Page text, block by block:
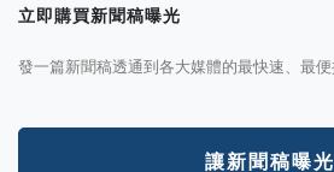
立即購買新聞稿曝光
發一篇新聞稿透通到各大媒體的最快速、最便
讓新聞稿曝光